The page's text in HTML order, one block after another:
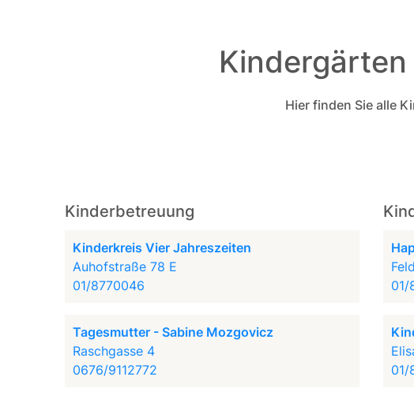
Hier finden Sie alle
Kinderbetreuung
Kinderkreis Vier Jahreszeiten
Auhofstraße 78 E
01/8770046
Tagesmutter - Sabine Mozgovicz
Raschgasse 4
0676/9112772
01/
01/